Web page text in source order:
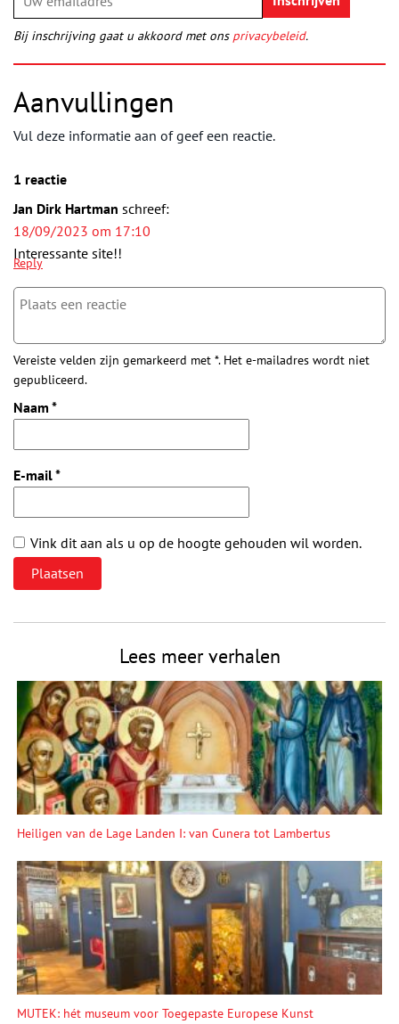
Bij inschrijving gaat u akkoord met ons privacybeleid.
Aanvullingen
Vul deze informatie aan of geef een reactie.
1 reactie
Jan Dirk Hartman schreef:
18/09/2023 om 17:10
Interessante site!!
Reply
Vereiste velden zijn gemarkeerd met *. Het e-mailadres wordt niet
gepubliceerd.
Naam *
E-mail*
Vink dit aan als u op de hoogte gehouden wil worden.
Lees meer verhalen
Heiligen van de Lage Landen I: van Cunera tot Lambertus
MUTEK: hét museum voor Toegepaste Europese Kunst